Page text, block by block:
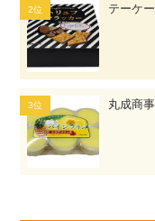
テーケ
丸成商